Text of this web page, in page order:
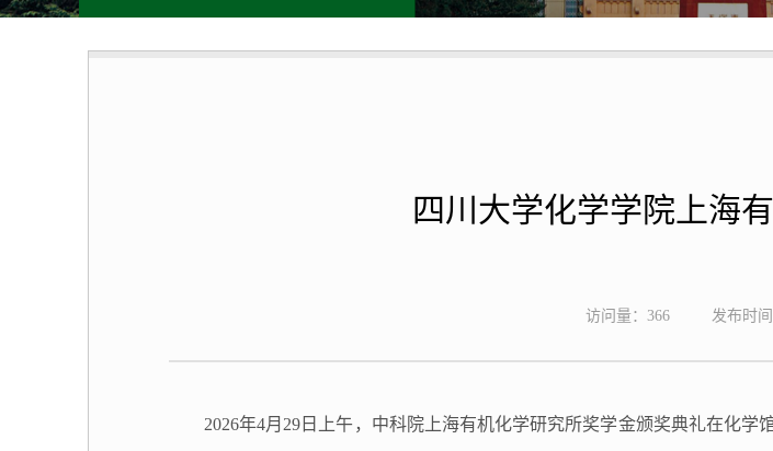
四川大学化学学院上海
访问量： 366 发布时
2026年4月29日上午，中科院上海有机化学研究所奖学金颁奖典礼在化